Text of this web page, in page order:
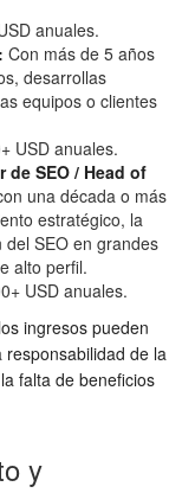
anuales.
Con más de 5 años
desarrollas
equipos o clientes
USD anuales.
SEO / Head of
una década o más
estratégico, la
SEO en grandes
alto perfil.
USD anuales.
ingresos pueden
de la
falta de beneficios
y